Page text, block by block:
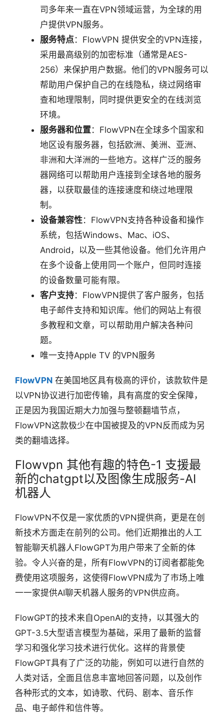
司多年来一直在VPN领域运营，为全球的用
户提供VPN服务。
服务特点 ：FlowVPN 提供安全的VPN连接，
采用最高级别的加密标准（通常是AES-
256）来保护用户数据。他们的VPN服务可以
帮助用户保护自己的在线隐私，绕过网络审
查和地理限制，同时提供更安全的在线浏览
环境。
服务器和位置：FlowVPN在全球多个国家和
地区设有服务器，包括欧洲、美洲、亚洲、
非洲和大洋洲的一些地方。这样广泛的服务
器网络可以帮助用户连接到全球各地的服务
器，以获取最佳的连接速度和绕过地理限
制。
设备兼容性：FlowVPN支持各种设备和操作
系统，包括Windows、Mac、iOS、
Android，以及一些其他设备。他们允许用户
在多个设备上使用同一个账户，但同时连接
的设备数量可能有限。
客户支持：FlowVPN提供了客户服务，包括
电子邮件支持和知识库。他们的网站上有很
多教程和文章，可以帮助用户解决各种问
题。
唯一支持Apple TV 的VPN服务
FlowVPN 在美国地区具有极高的评价，该款软件是
以VPN协议进行加密传输，具有高度的安全保障，
正是因为我国近期大力加强与整顿翻墙节点，
FlowVPN这款极少在中国被提及的VPN反而成为另
类的翻墙选择。
Flowvpn 其他有趣的特色-1 支援最
新的chatgpt以及图像生成服务-AI
机器人
FlowVPN不仅是一家优质的VPN提供商，更是在创
新技术方面走在前列的公司。他们近期推出的人工
智能聊天机器人FlowGPT为用户带来了全新的体
验。令人兴奋的是，所有FlowVPN的订阅者都能免
费使用这项服务，这使得FlowVPN成为了市场上唯
一一家提供AI聊天机器人服务的VPN供应商。
FlowGPT的技术来自OpenAI的支持，以其强大的
GPT-3.5大型语言模型为基础，采用了最新的监督
学习和强化学习技术进行优化。这样的背景使
FlowGPT具有了广泛的功能，例如可以进行自然的
人类对话，全面且信息丰富地回答问题，以及创作
各种形式的文本，如诗歌、代码、剧本、音乐作
品、电子邮件和信件等。